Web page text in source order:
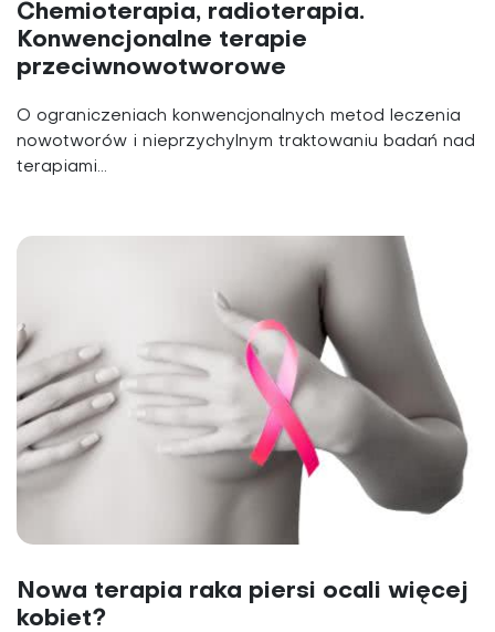
Chemioterapia, radioterapia.
Konwencjonalne terapie
przeciwnowotworowe
O ograniczeniach konwencjonalnych metod leczenia
nowotworów i nieprzychylnym traktowaniu badań nad
terapiami...
Nowa terapia raka piersi ocali więcej
kobiet?